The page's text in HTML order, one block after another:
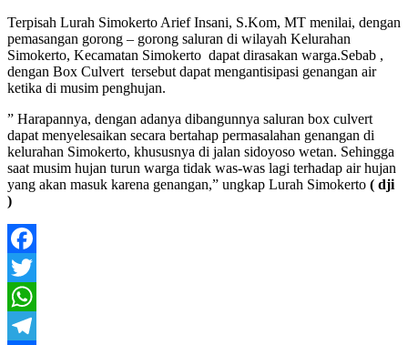
Terpisah Lurah Simokerto Arief Insani, S.Kom, MT menilai, dengan
pemasangan gorong – gorong saluran di wilayah Kelurahan
Simokerto, Kecamatan Simokerto dapat dirasakan warga.Sebab ,
dengan Box Culvert tersebut dapat mengantisipasi genangan air
ketika di musim penghujan.
” Harapannya, dengan adanya dibangunnya saluran box culvert
dapat menyelesaikan secara bertahap permasalahan genangan di
kelurahan Simokerto, khususnya di jalan sidoyoso wetan. Sehingga
saat musim hujan turun warga tidak was-was lagi terhadap air hujan
yang akan masuk karena genangan,” ungkap Lurah Simokerto ( dji
)
Facebook
Twitter
WhatsApp